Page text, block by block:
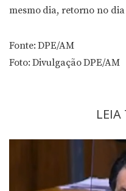
mesmo dia, retorno no
Fonte: DPE/AM
Foto: Divulgação DPE/AM
LEIA